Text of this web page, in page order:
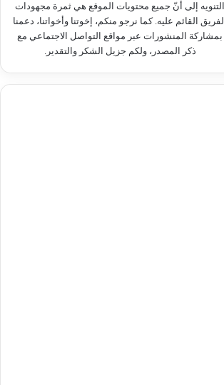
التنويه إلى أنّ جميع محتويات الموقع هي ثمرة مجهودات
الفريق القائم عليه. كما نرجو منكم، إخوتنا وأخواتنا، دعمنا
بمشاركة المنشورات عبر مواقع التواصل الاجتماعي مع
ذكر المصدر، ولكم جزيل الشكر والتقدير.